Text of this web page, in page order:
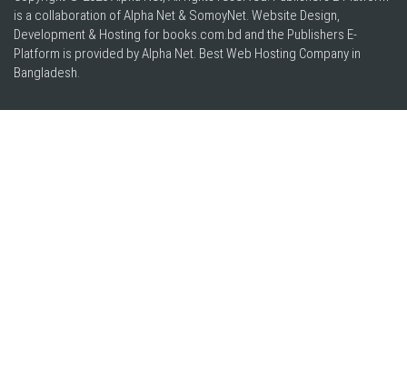
is a collaboration of Alpha Net & SomoyNet. Website Design,
Development & Hosting for books.com.bd and the Publishers E-
Platform is provided by Alpha Net. BestWeb Hosting Company in
Bangladesh.